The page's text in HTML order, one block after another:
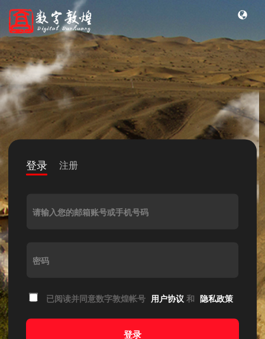
登录 注册
请输入您的邮箱账号或手机号码
密码
已阅读并同意数字敦煌帐号 用户协议 和 隐私政策
登录